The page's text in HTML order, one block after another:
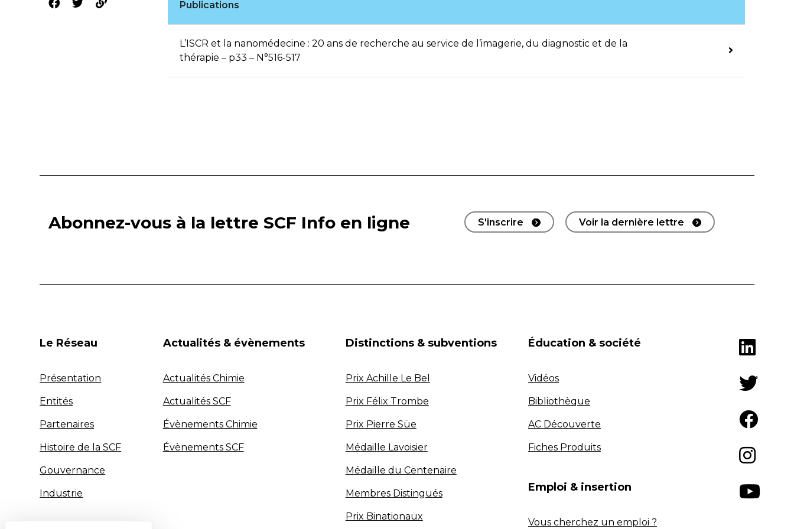
Publications
L’ISCR et la nanomédecine : 20 ans de recherche au service de l’imagerie, du diagnostic et de la
thérapie – p33 – N°516-517
Abonnez-vous à la lettre SCF Info en ligne S'inscrire Voir la dernière lettre
Le Réseau
Présentation
Entités
Partenaires
Histoire de la SCF
Gouvernance
Industrie
Actualités & évènements
Actualités Chimie
Actualités SCF
Évènements Chimie
Évènements SCF
Distinctions & subventions
Prix Achille Le Bel
Prix Félix Trombe
Prix Pierre Süe
Médaille Lavoisier
Médaille du Centenaire
Membres Distingués
Prix Binationaux
Éducation & société
Vidéos
Bibliothèque
AC Découverte
Fiches Produits
Emploi & insertion
Vous cherchez un emploi ?